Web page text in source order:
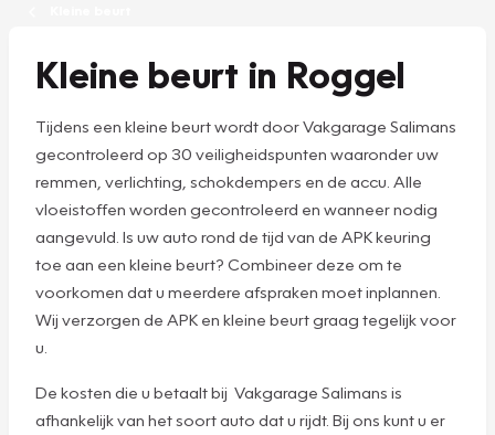
Kleine beurt in Roggel
Tijdens een kleine beurt wordt door Vakgarage Salimans
gecontroleerd op 30 veiligheidspunten waaronder uw
remmen, verlichting, schokdempers en de accu. Alle
vloeistoffen worden gecontroleerd en wanneer nodig
aangevuld. Is uw auto rond de tijd van de APK keuring
toe aan een kleine beurt? Combineer deze om te
voorkomen dat u meerdere afspraken moet inplannen.
Wij verzorgen de APK en kleine beurt graag tegelijk voor
u.
De kosten die u betaalt bij Vakgarage Salimans is
afhankelijk van het soort auto dat u rijdt. Bij ons kunt u er